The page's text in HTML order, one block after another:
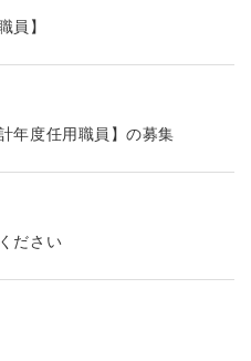
員】
年度任用職員】の募集
ださい